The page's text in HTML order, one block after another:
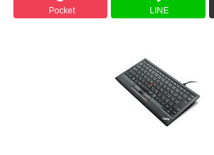
Pocket LINE